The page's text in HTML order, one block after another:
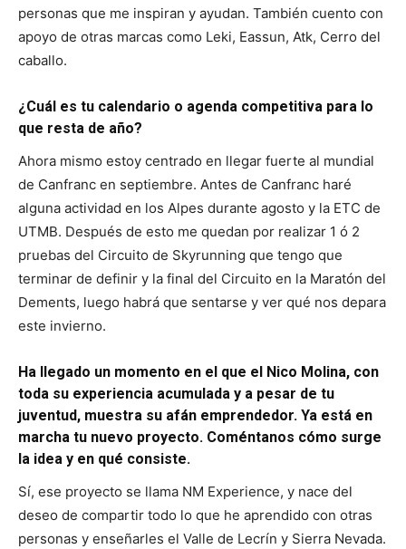
personas que me inspiran y ayudan. También cuento con
apoyo de otras marcas como Leki, Eassun, Atk, Cerro del
caballo.
¿Cuál es tu calendario o agenda competitiva para lo
que resta de año?
Ahora mismo estoy centrado en llegar fuerte al mundial
de Canfranc en septiembre. Antes de Canfranc haré
alguna actividad en los Alpes durante agosto y la ETC de
UTMB. Después de esto me quedan por realizar 1 ó 2
pruebas del Circuito de Skyrunning que tengo que
terminar de definir y la final del Circuito en la Maratón del
Dements, luego habrá que sentarse y ver qué nos depara
este invierno.
Ha llegado un momento en el que el Nico Molina, con
toda su experiencia acumulada y a pesar de tu
juventud, muestra su afán emprendedor. Ya está en
marcha tu nuevo proyecto. Coméntanos cómo surge
la idea y en qué consiste.
Sí, ese proyecto se llama NM Experience, y nace del
deseo de compartir todo lo que he aprendido con otras
personas y enseñarles el Valle de Lecrín y Sierra Nevada.